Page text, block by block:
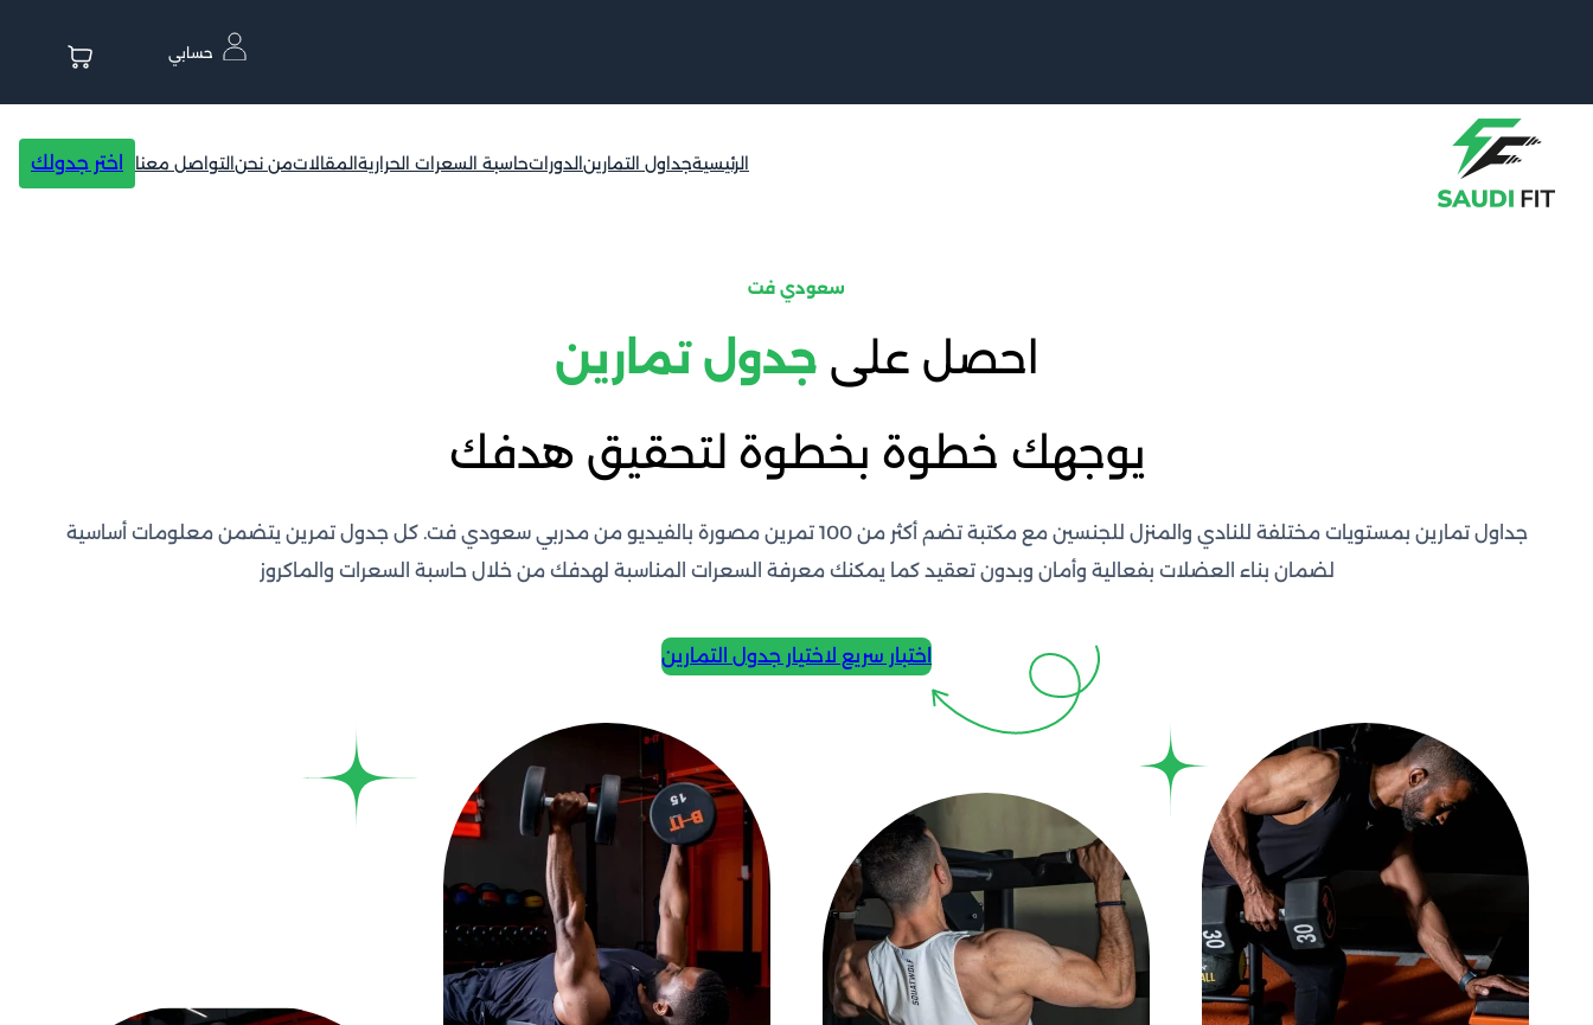
حسابي
الرئيسيةجداول التمارينالدوراتحاسبة السعرات الحراريةالمقالاتمن نحنالتواصل معنا اختر جدولك
سعودي فت
احصل على جدول تمارين
يوجهك خطوة بخطوة لتحقيق هدفك
جداول
تمارين بمستويات مختلفة للنادي والمنزل للجنسين مع مكتبة تضم أكثر من 100 تمرين مصورة بالفيديو من مدربي سعودي فت. كل جدول تمرين يتضمن معلومات أساسية
لضمان بناء العضلات بفعالية وأمان وبدون تعقيد كما يمكنك معرفة السعرات المناسبة لهدفك من خلال حاسبة السعرات والماكروز
اختبار سريع لاختيار جدول التمارين